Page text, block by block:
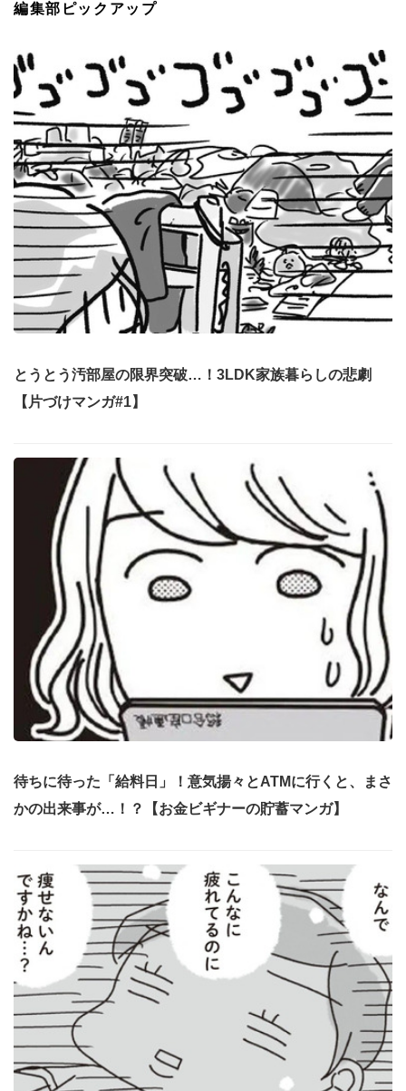
編集部ピックアップ
とうとう汚部屋の限界突破…！3LDK家族暮らしの悲劇
【片づけマンガ#1】
待ちに待った「給料日」！意気揚々とATMに行くと、まさ
かの出来事が…！？【お金ビギナーの貯蓄マンガ】